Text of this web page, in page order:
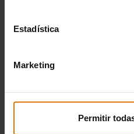
Estadística
Marketing
Permitir